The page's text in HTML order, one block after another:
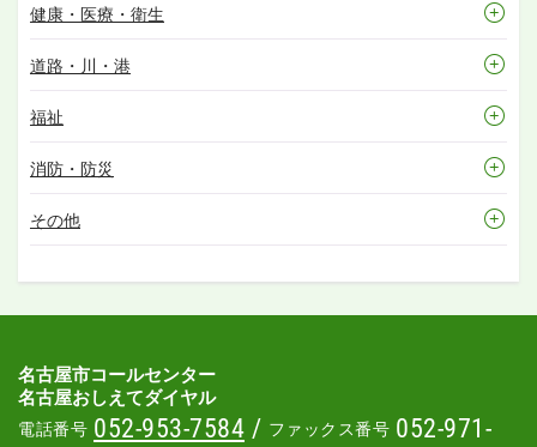
健康・医療・衛生
道路・川・港
福祉
消防・防災
その他
名古屋市コールセンター
名古屋おしえてダイヤル
電話番号 052-953-7584 / ファックス番号 052-971-